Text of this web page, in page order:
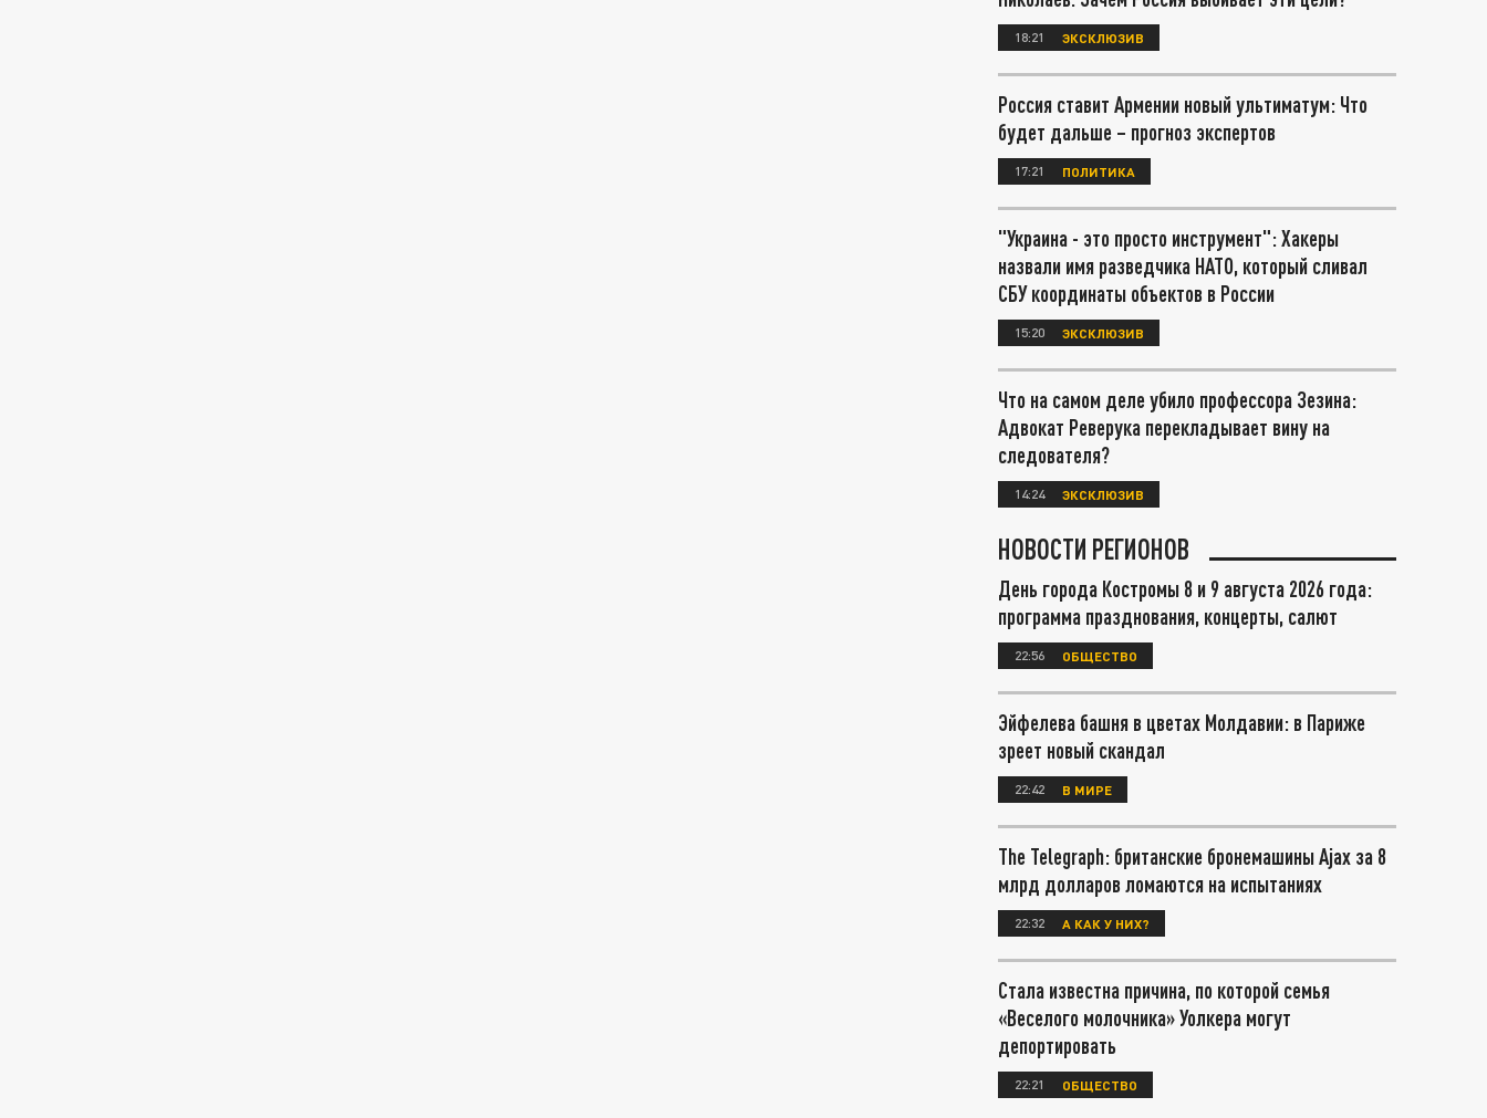
18:21 ЭКСКЛЮЗИВ
Россия ставит Армении новый ультиматум: Что
будет дальше – прогноз экспертов
17:21 ПОЛИТИКА
"Украина - это просто инструмент": Хакеры
назвали имя разведчика НАТО, который сливал
СБУ координаты объектов в России
15:20 ЭКСКЛЮЗИВ
Что на самом деле убило профессора Зезина:
Адвокат Реверука перекладывает вину на
следователя?
14:24 ЭКСКЛЮЗИВ
НОВОСТИ РЕГИОНОВ
День города Костромы 8 и 9 августа 2026 года:
программа празднования, концерты, салют
22:56 ОБЩЕСТВО
Эйфелева башня в цветах Молдавии: в Париже
зреет новый скандал
22:42 В МИРЕ
The Telegraph: британские бронемашины Ajax за 8
млрд долларов ломаются на испытаниях
22:32 А КАК У НИХ?
Стала известна причина, по которой семья
«Веселого молочника» Уолкера могут
депортировать
22:21 ОБЩЕСТВО